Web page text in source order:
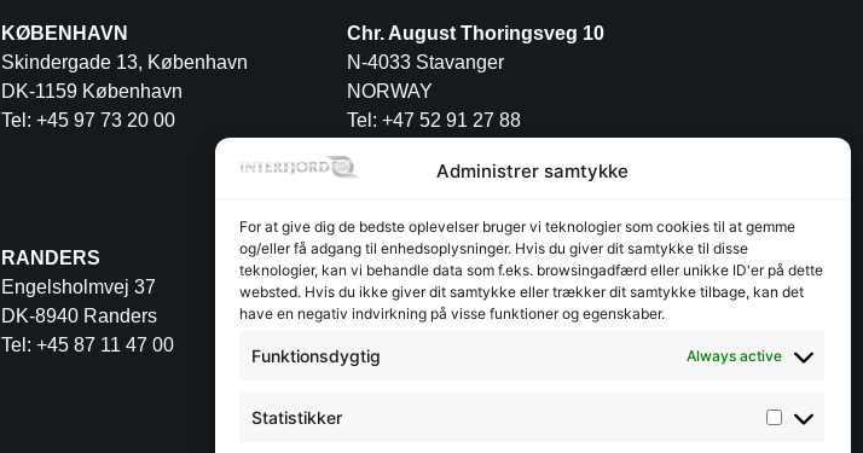
Administrer samtykke
For at give dig de bedste oplevelser bruger vi teknologier som cookies til at gemme
og/eller få adgang til enhedsoplysninger. Hvis du giver dit samtykke til disse
teknologier, kan vi behandle data som f.eks. browsingadfærd eller unikke ID'er på dette
websted. Hvis du ikke giver dit samtykke eller trækker dit samtykke tilbage, kan det
have en negativ indvirkning på visse funktioner og egenskaber.
Funktionsdygtig Always active
Statistikker
KØBENHAVN
Skindergade 13, København
DK-1159 København
Tel: +45 97 73 20 00
RANDERS
Engelsholmvej 37
DK-8940 Randers
Tel: +45 87 11 47 00
Chr. August Thoringsveg 10
N-4033 Stavanger
NORWAY
Tel: +47 52 91 27 88
INTERFJORD POLAND S.A
Przemysłowa 12
PL-30-701 Kraków
Tel: +48 12 3462944